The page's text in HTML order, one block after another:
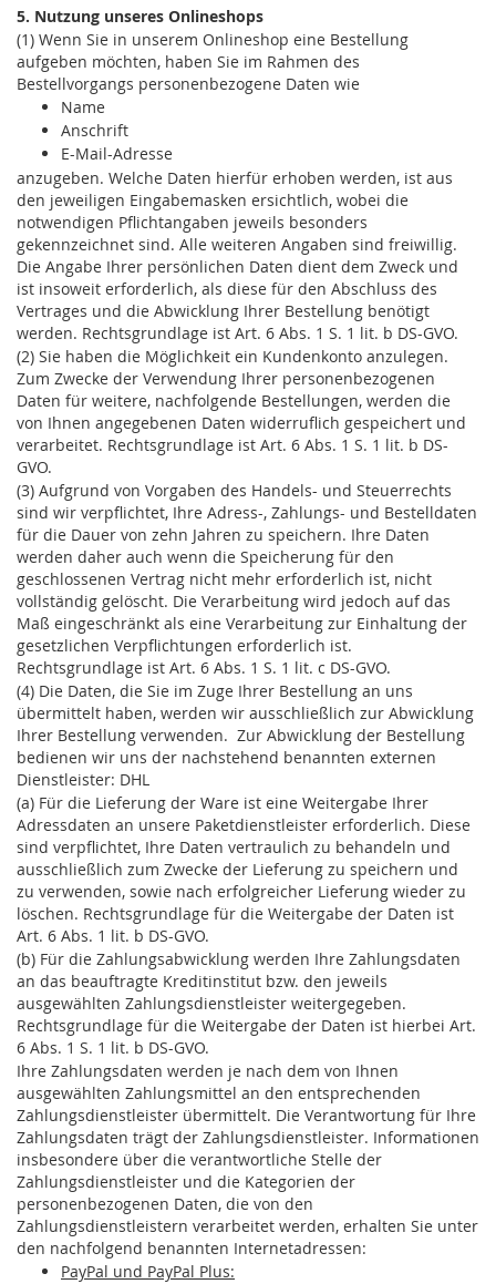
5. Nutzung unseres Onlineshops
(1) Wenn Sie in unserem Onlineshop eine Bestellung
aufgeben möchten, haben Sie im Rahmen des
Bestellvorgangs personenbezogene Daten wie
Name
Anschrift
E-Mail-Adresse
anzugeben. Welche Daten hierfür erhoben werden, ist aus
den jeweiligen Eingabemasken ersichtlich, wobei die
notwendigen Pflichtangaben jeweils besonders
gekennzeichnet sind. Alle weiteren Angaben sind freiwillig.
Die Angabe Ihrer persönlichen Daten dient dem Zweck und
ist insoweit erforderlich, als diese für den Abschluss des
Vertrages und die Abwicklung Ihrer Bestellung benötigt
werden. Rechtsgrundlage ist Art. 6 Abs. 1 S. 1 lit. b DS-GVO.
(2) Sie haben die Möglichkeit ein Kundenkonto anzulegen.
Zum Zwecke der Verwendung Ihrer personenbezogenen
Daten für weitere, nachfolgende Bestellungen, werden die
von Ihnen angegebenen Daten widerruflich gespeichert und
verarbeitet. Rechtsgrundlage ist Art. 6 Abs. 1 S. 1 lit. b DS-
GVO.
(3) Aufgrund von Vorgaben des Handels- und Steuerrechts
sind wir verpflichtet, Ihre Adress-, Zahlungs- und Bestelldaten
für die Dauer von zehn Jahren zu speichern. Ihre Daten
werden daher auch wenn die Speicherung für den
geschlossenen Vertrag nicht mehr erforderlich ist, nicht
vollständig gelöscht. Die Verarbeitung wird jedoch auf das
Maß eingeschränkt als eine Verarbeitung zur Einhaltung der
gesetzlichen Verpflichtungen erforderlich ist.
Rechtsgrundlage ist Art. 6 Abs. 1 S. 1 lit. c DS-GVO.
(4) Die Daten, die Sie im Zuge Ihrer Bestellung an uns
übermittelt haben, werden wir ausschließlich zur Abwicklung
Ihrer Bestellung verwenden. Zur Abwicklung der Bestellung
bedienen wir uns der nachstehend benannten externen
Dienstleister: DHL
(a) Für die Lieferung der Ware ist eine Weitergabe Ihrer
Adressdaten an unsere Paketdienstleister erforderlich. Diese
sind verpflichtet, Ihre Daten vertraulich zu behandeln und
ausschließlich zum Zwecke der Lieferung zu speichern und
zu verwenden, sowie nach erfolgreicher Lieferung wieder zu
löschen. Rechtsgrundlage für die Weitergabe der Daten ist
Art. 6 Abs. 1 lit. b DS-GVO.
(b) Für die Zahlungsabwicklung werden Ihre Zahlungsdaten
an das beauftragte Kreditinstitut bzw. den jeweils
ausgewählten Zahlungsdienstleister weitergegeben.
Rechtsgrundlage für die Weitergabe der Daten ist hierbei Art.
6 Abs. 1 S. 1 lit. b DS-GVO.
Ihre Zahlungsdaten werden je nach dem von Ihnen
ausgewählten Zahlungsmittel an den entsprechenden
Zahlungsdienstleister übermittelt. Die Verantwortung für Ihre
Zahlungsdaten trägt der Zahlungsdienstleister. Informationen
insbesondere über die verantwortliche Stelle der
Zahlungsdienstleister und die Kategorien der
personenbezogenen Daten, die von den
Zahlungsdienstleistern verarbeitet werden, erhalten Sie unter
den nachfolgend benannten Internetadressen:
PayPal und PayPal Plus: